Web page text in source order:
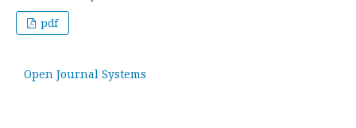
pdf
Open Journal Systems